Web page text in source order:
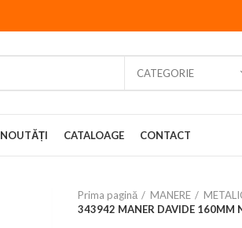
CATEGORIE
NOUTĂȚI CATALOAGE CONTACT
Prima pagină MANERE
343942 MANER DAVIDE 160MM